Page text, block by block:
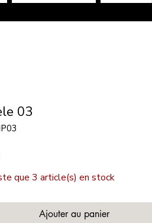
03
que 3 article(s) en stock
Ajouter au panier